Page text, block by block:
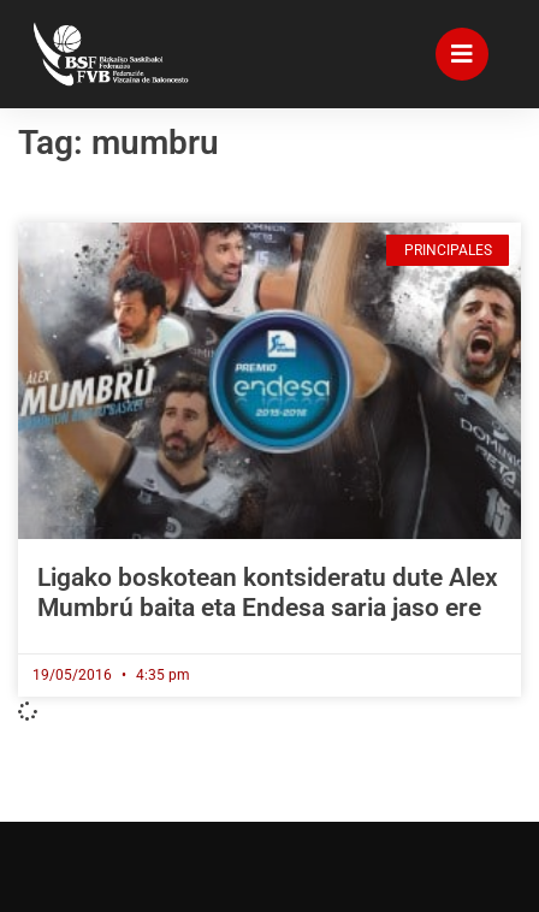
Tag: mumbru
PRINCIPALES
Ligako boskotean kontsideratu dute Alex
Mumbrú baita eta Endesa saria jaso ere
19/05/2016 4:35 pm